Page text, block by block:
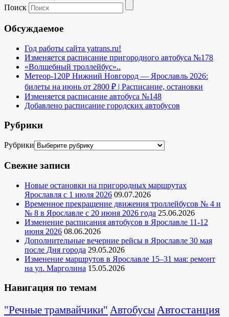
Поиск
Обсуждаемое
Год работы сайта yatrans.ru!
Изменяется расписание пригородного автобуса №178
«Волшебный троллейбус»..
Метеор-120Р Нижний Новгород — Ярославль 2026:
билеты на июнь от 2800 ₽ | Расписание, остановки
Изменяется расписание автобуса №148
Добавлено расписание городских автобусов
Рубрики
Рубрики
Свежие записи
Новые остановки на пригородных маршрутах
Ярославля с 1 июля 2026 09.07.2026
Временное прекращение движения троллейбусов № 4 и
№ 8 в Ярославле с 20 июня 2026 года 25.06.2026
Изменение расписания автобусов в Ярославле 11-12
июня 2026 08.06.2026
Дополнительные вечерние рейсы в Ярославле 30 мая
после Дня города 29.05.2026
Изменение маршрутов в Ярославле 15–31 мая: ремонт
на ул. Марголина 15.05.2026
Навигация по темам
"Речные трамвайчики" АвтобусыАвтостанция